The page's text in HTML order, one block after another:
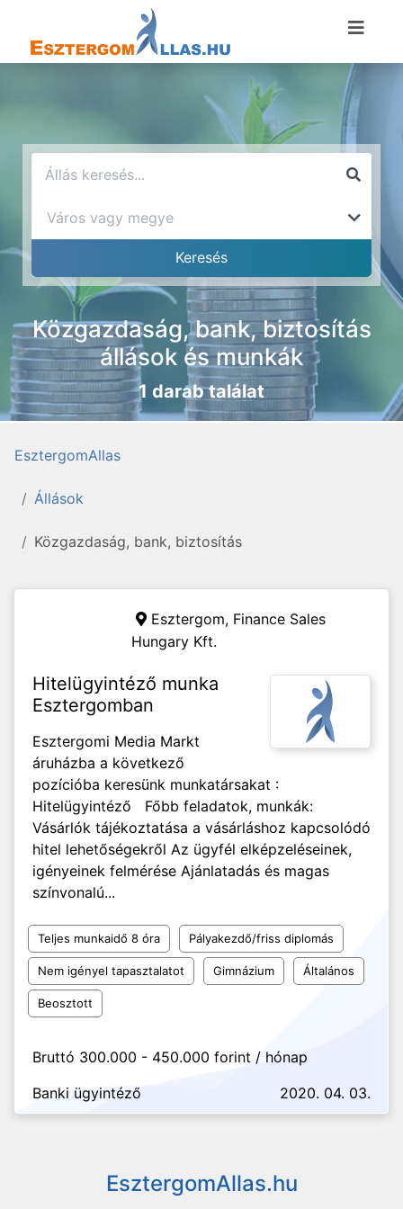
Közgazdaság, bank, biztosítás
állások és munkák
1 darab találat
EsztergomAllas
Állások
Közgazdaság, bank, biztosítás
Esztergom, Finance Sales
Hungary Kft.
Hitelügyintéző munka
Esztergomban
Esztergomi Media Markt
áruházba a következő
pozícióba keresünk munkatársakat :
Hitelügyintéző Főbb feladatok, munkák:
Vásárlók tájékoztatása a vásárláshoz kapcsolódó
hitel lehetőségekről Az ügyfél elképzeléseinek,
igényeinek felmérése Ajánlatadás és magas
színvonalú...
Teljes munkaidő 8 óra Pályakezdő/friss diplomás
Nem igényel tapasztalatot Gimnázium Általános
Beosztott
Bruttó 300.000 - 450.000 forint / hónap
Banki ügyintéző
2020. 04. 03.
EsztergomAllas.hu